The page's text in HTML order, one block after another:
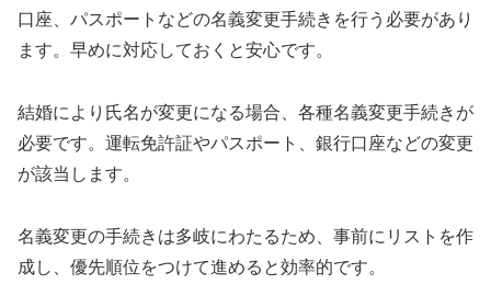
口座、パスポートなどの名義変更手続きを行う必要があり
ます。早めに対応しておくと安心です。
結婚により氏名が変更になる場合、各種名義変更手続きが
必要です。運転免許証やパスポート、銀行口座などの変更
が該当します。
名義変更の手続きは多岐にわたるため、事前にリストを作
成し、優先順位をつけて進めると効率的です。